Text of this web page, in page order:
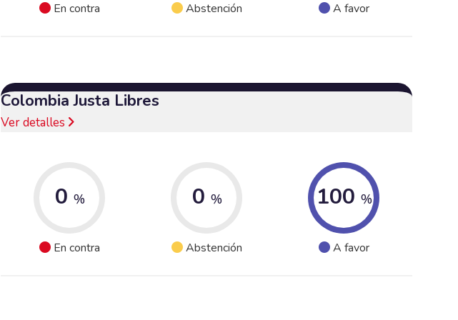
En contra Abstención A favor
Colombia Justa Libres
Ver detalles
0 %
En contra
0 %
Abstención
100 %
A favor